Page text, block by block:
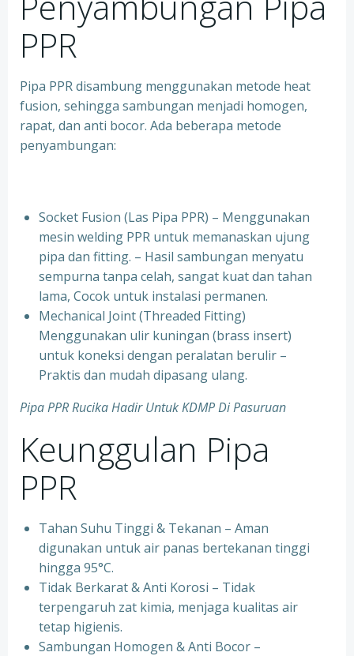
PPR
Pipa PPR disambung menggunakan metode heat
fusion, sehingga sambungan menjadi homogen,
rapat, dan anti bocor. Ada beberapa metode
penyambungan:
Socket Fusion (Las Pipa PPR) – Menggunakan
mesin welding PPR untuk memanaskan ujung
pipa dan fitting. – Hasil sambungan menyatu
sempurna tanpa celah, sangat kuat dan tahan
lama, Cocok untuk instalasi permanen.
⁠Mechanical Joint (Threaded Fitting)
Menggunakan ulir kuningan (brass insert)
untuk koneksi dengan peralatan berulir –
Praktis dan mudah dipasang ulang.
Pipa PPR Rucika Hadir Untuk KDMP Di Pasuruan
Keunggulan Pipa
PPR
Tahan Suhu Tinggi & Tekanan – Aman
digunakan untuk air panas bertekanan tinggi
hingga 95°C.
⁠Tidak Berkarat & Anti Korosi – Tidak
terpengaruh zat kimia, menjaga kualitas air
tetap higienis.
⁠Sambungan Homogen & Anti Bocor –